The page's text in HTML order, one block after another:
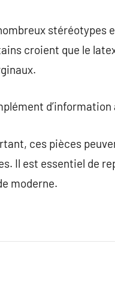
stéréotypes
croient que le
d’information
ces pièces
Il est essentiel de
moderne.